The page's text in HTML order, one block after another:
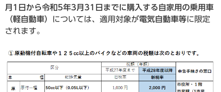
月1日から令和5年3月31日までに購入する自家用の乗用車
（軽自動車）
については、適用対象が電気自動車等に限定
されます。